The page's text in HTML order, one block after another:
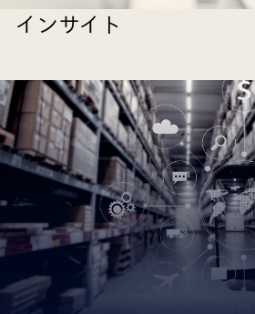
インサイト